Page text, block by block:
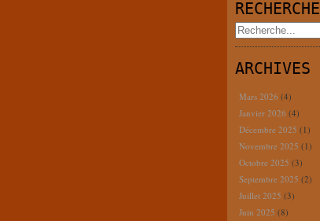
RECHERCHE
ARCHIVES
Mars 2026 (4)
Janvier 2026 (4)
Décembre 2025 (1)
Novembre 2025 (1)
Octobre 2025 (3)
Septembre 2025 (2)
Juillet 2025 (3)
Juin 2025 (8)